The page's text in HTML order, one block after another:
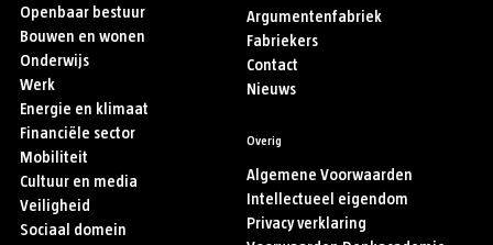
Openbaar bestuur
Bouwen en wonen
Onderwijs
Werk
Energie en klimaat
Financiële sector
Mobiliteit
Cultuur en media
Veiligheid
Sociaal domein
Argumentenfabriek
Fabriekers
Contact
Nieuws
Overig
Algemene Voorwaarden
Intellectueel eigendom
Privacy verklaring